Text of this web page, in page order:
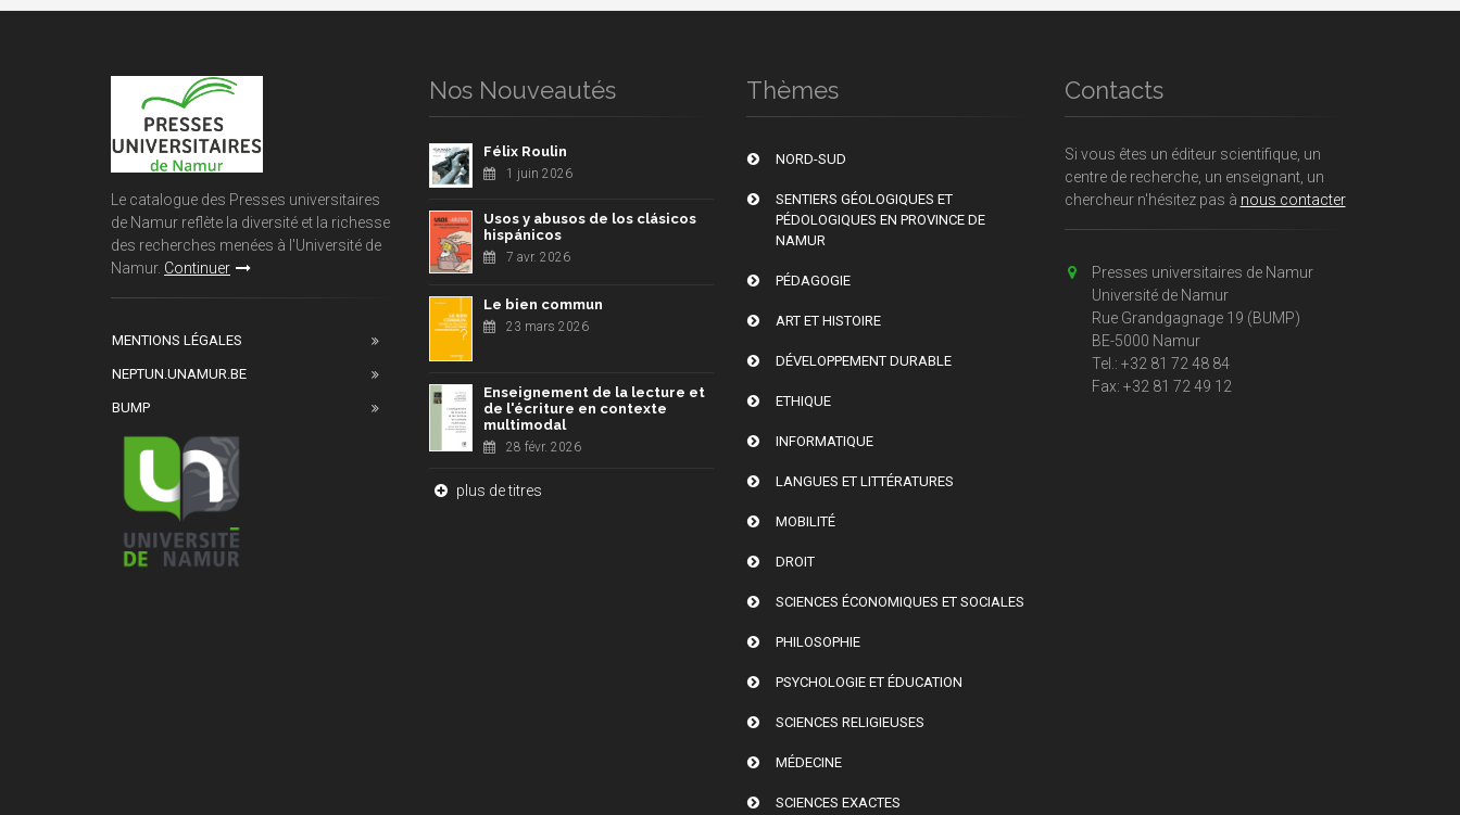
Le catalogue des Presses universitaires
de Namur reflète la diversité et la richesse
des recherches menées à l'Université de
Namur. Continuer
MENTIONS LÉGALES
NEPTUN.UNAMUR.BE
BUMP
Nos Nouveautés
Félix Roulin
1 juin 2026
Usos y abusos de los clásicos
hispánicos
7 avr. 2026
Le bien commun
23 mars 2026
Enseignement de la lecture et
de l'écriture en contexte
multimodal
28 févr. 2026
plus de titres
Thèmes
NORD-SUD
SENTIERS GÉOLOGIQUES ET
PÉDOLOGIQUES EN PROVINCE DE
NAMUR
PÉDAGOGIE
ART ET HISTOIRE
DÉVELOPPEMENT DURABLE
ETHIQUE
INFORMATIQUE
LANGUES ET LITTÉRATURES
MOBILITÉ
DROIT
SCIENCES ÉCONOMIQUES ET SOCIALES
PHILOSOPHIE
PSYCHOLOGIE ET ÉDUCATION
SCIENCES RELIGIEUSES
MÉDECINE
SCIENCES EXACTES
Contacts
Si vous êtes un éditeur scientifique, un
centre de recherche, un enseignant, un
chercheur n'hésitez pas à nous contacter
Presses universitaires de Namur
Université de Namur
Rue Grandgagnage 19 (BUMP)
BE-5000 Namur
Tel.: +32 81 72 48 84
Fax: +32 81 72 49 12